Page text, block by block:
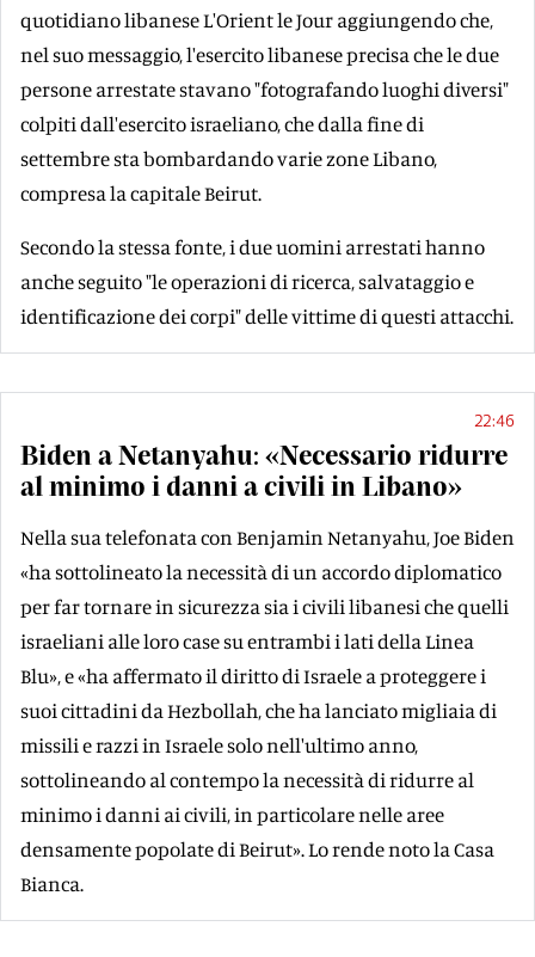
quotidiano libanese L'Orient le Jour aggiungendo che,
nel suo messaggio, l'esercito libanese precisa che le due
persone arrestate stavano "fotografando luoghi diversi"
colpiti dall'esercito israeliano, che dalla fine di
settembre sta bombardando varie zone Libano,
compresa la capitale Beirut.
Secondo la stessa fonte, i due uomini arrestati hanno
anche seguito "le operazioni di ricerca, salvataggio e
identificazione dei corpi" delle vittime di questi attacchi.
22:46
Biden a Netanyahu: «Necessario ridurre
al minimo i danni a civili in Libano»
Nella sua telefonata con Benjamin Netanyahu, Joe Biden
«ha sottolineato la necessità di un accordo diplomatico
per far tornare in sicurezza sia i civili libanesi che quelli
israeliani alle loro case su entrambi i lati della Linea
Blu», e «ha affermato il diritto di Israele a proteggere i
suoi cittadini da Hezbollah, che ha lanciato migliaia di
missili e razzi in Israele solo nell'ultimo anno,
sottolineando al contempo la necessità di ridurre al
minimo i danni ai civili, in particolare nelle aree
densamente popolate di Beirut». Lo rende noto la Casa
Bianca.